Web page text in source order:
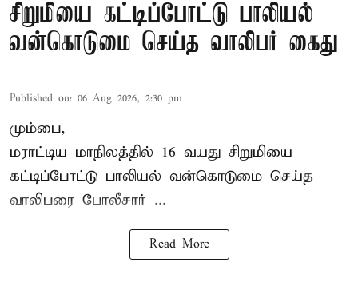
சிறுமியை கட்டிப்போட்டு பாலியல்
வன்கொடுமை செய்த வாலிபர் கைது
Published on: 06 Aug 2026, 2:30 pm
மும்பை,
மராட்டிய மாநிலத்தில் 16 வயது சிறுமியை
கட்டிப்போட்டு பாலியல் வன்கொடுமை செய்த
வாலிபரை போலீசார் ...
Read More